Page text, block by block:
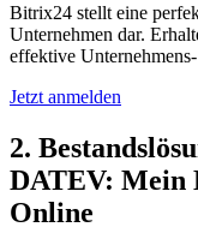
Bitrix24 stellt eine
Unternehmen dar.
effektive
Jetzt anmelden
2.
DATEV: Mein
Online